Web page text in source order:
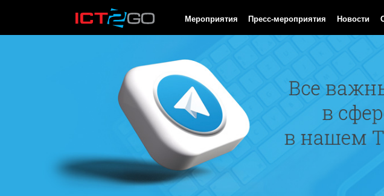
Мероприятия Пресс-мероприятия Новости